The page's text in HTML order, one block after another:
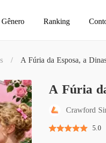
Gênero Ranking
/ A Fúria da Esposa, a
A Fúria
Crawford
5.0